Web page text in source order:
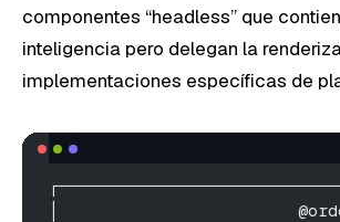
componentes “headless” que
inteligencia pero delegan la
implementaciones específicas de
│